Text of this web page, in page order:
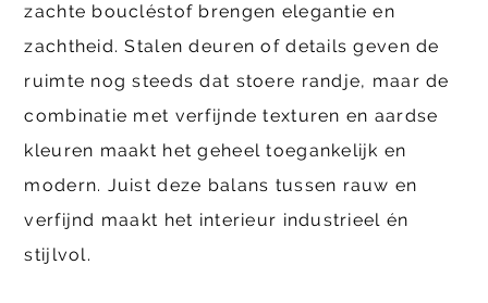
zachte boucléstof brengen elegantie en
zachtheid. Stalen deuren of details geven de
ruimte nog steeds dat stoere randje, maar de
combinatie met verfijnde texturen en aardse
kleuren maakt het geheel toegankelijk en
modern. Juist deze balans tussen rauw en
verfijnd maakt het interieur industrieel én
stijlvol.